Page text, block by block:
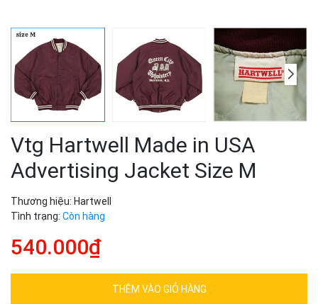
Vtg Hartwell Made in USA
Advertising Jacket Size M
Thương hiệu: Hartwell
Tình trạng: Còn hàng
540.000₫
THÊM VÀO GIỎ HÀNG